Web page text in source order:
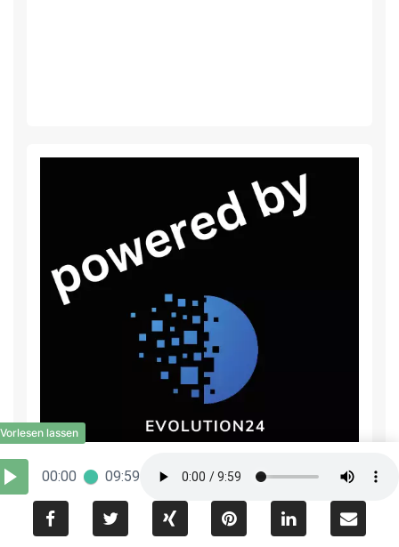
00:00 09:59
Sie wollen auf sich aufmerksam